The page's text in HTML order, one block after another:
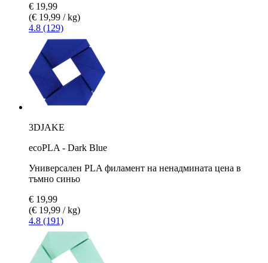
€ 19,99
(€ 19,99 / kg)
4.8 (129)
3DJAKE
ecoPLA - Dark Blue
Универсален PLA филамент на ненадмината цена в
тъмно синьо
€ 19,99
(€ 19,99 / kg)
4.8 (191)